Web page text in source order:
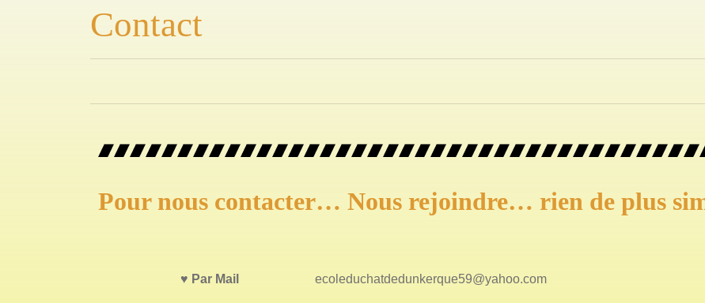
Contact
Pour nous contacter… Nous rejoindre… rien de plus
♥ Par Mail ecoleduchatdedunkerque59@yahoo.com